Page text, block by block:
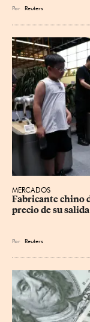
Por Reuters
MERCADOS
Fabricante chino
precio de su
Por Reuters